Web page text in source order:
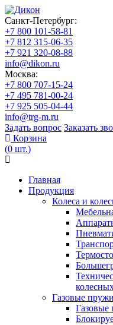
Санкт-Петербург:
+7 800 101-58-81
+7 812 315-06-35
+7 921 320-08-88
info@dikon.ru
Москва:
+7 800 707-15-24
+7 495 781-00-24
+7 925 505-04-44
info@trg-m.ru
Задать вопрос Заказать
Корзина
(0 шт.)
Главная
Продукция
Колеса и
Газовые